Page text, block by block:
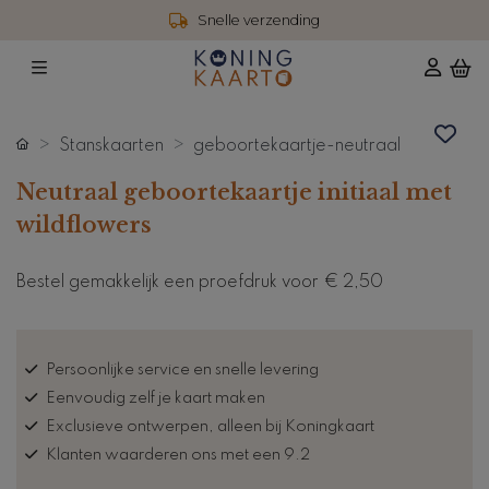
Snelle verzending
Stanskaarten geboortekaartje-neutraal
Neutraal geboortekaartje initiaal met
wildflowers
Bestel gemakkelijk een proefdruk voor € 2,50
Persoonlijke service en snelle levering
Eenvoudig zelf je kaart maken
Exclusieve ontwerpen, alleen bij Koningkaart
Klanten waarderen ons met een 9.2